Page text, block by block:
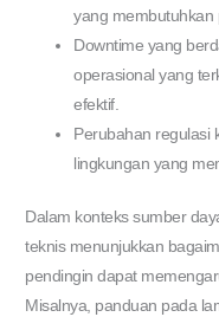
yang membutuhkan
Downtime yang
operasional yang
efektif.
Perubahan regulasi
lingkungan yang
Dalam konteks sumber
teknis menunjukkan
pendingin dapat
Misalnya, panduan pada